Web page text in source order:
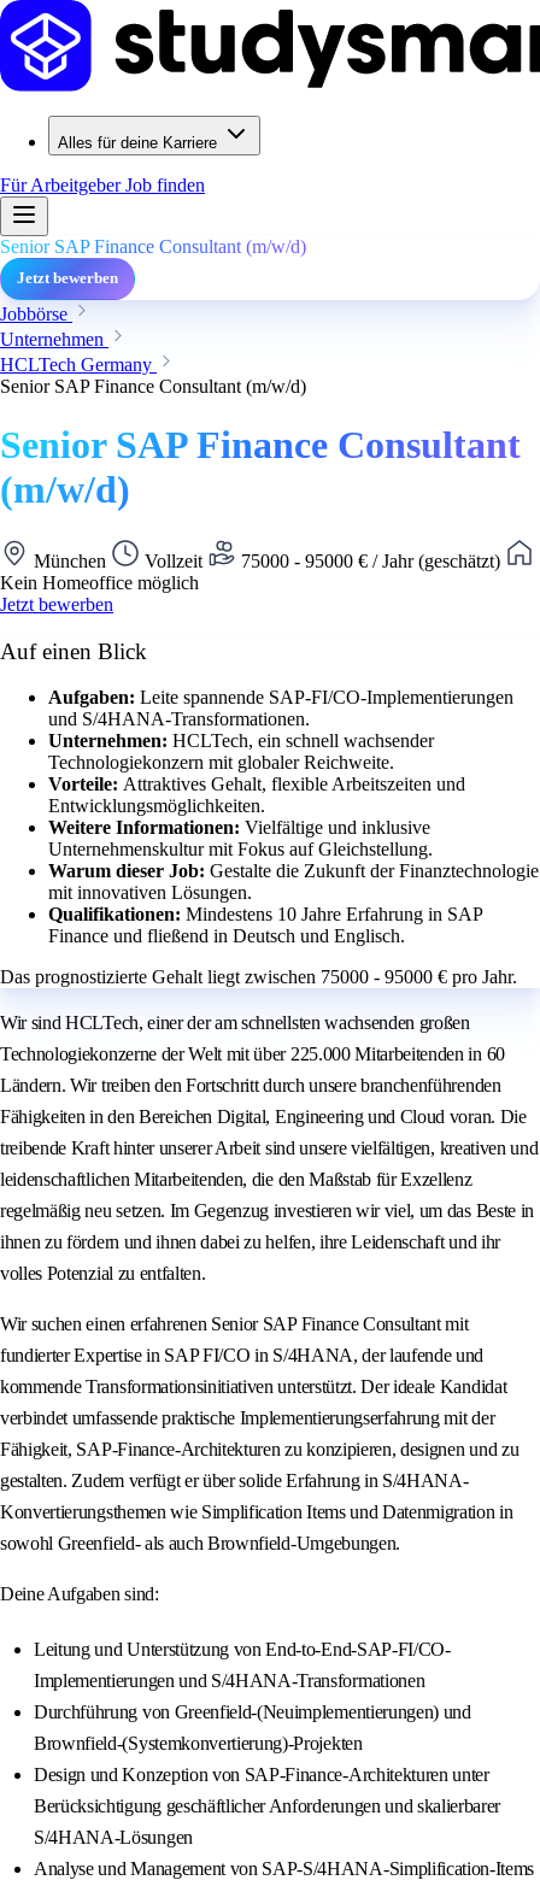
Alles für deine Karriere
Für ArbeitgeberJob finden
Senior SAP Finance Consultant (m/w/d)
Jetzt bewerben
Jobbörse
Unternehmen
HCLTech Germany
Senior SAP Finance Consultant (m/w/d)
Senior SAP Finance Consultant
(m/w/d)
München Vollzeit
75000 - 95000 € / Jahr (geschätzt)
Kein Homeoffice möglich
Jetzt bewerben
Auf einen Blick
Aufgaben: Leite spannende SAP-FI/CO-Implementierungen
und S/4HANA-Transformationen.
Unternehmen: HCLTech, ein schnell wachsender
Technologiekonzern mit globaler Reichweite.
Vorteile: Attraktives Gehalt, flexible Arbeitszeiten und
Entwicklungsmöglichkeiten.
Weitere Informationen: Vielfältige und inklusive
Unternehmenskultur mit Fokus auf Gleichstellung.
Warum dieser Job: Gestalte die Zukunft der Finanztechnologie
mit innovativen Lösungen.
Qualifikationen: Mindestens 10 Jahre Erfahrung in SAP
Finance und fließend in Deutsch und Englisch.
Das prognostizierte Gehalt liegt zwischen 75000 - 95000 € pro Jahr.
Wir sind HCLTech, einer der am schnellsten wachsenden großen
Technologiekonzerne der Welt mit über 225.000 Mitarbeitenden in 60
Ländern. Wir treiben den Fortschritt durch unsere branchenführenden
Fähigkeiten in den Bereichen Digital, Engineering und Cloud voran. Die
treibende Kraft hinter unserer Arbeit sind unsere vielfältigen, kreativen und
leidenschaftlichen Mitarbeitenden, die den Maßstab für Exzellenz
regelmäßig neu setzen. Im Gegenzug investieren wir viel, um das Beste in
ihnen zu fördern und ihnen dabei zu helfen, ihre Leidenschaft und ihr
volles Potenzial zu entfalten.
Wir suchen einen erfahrenen Senior SAP Finance Consultant mit
fundierter Expertise in SAP FI/CO in S/4HANA, der laufende und
kommende Transformationsinitiativen unterstützt. Der ideale Kandidat
verbindet umfassende praktische Implementierungserfahrung mit der
Fähigkeit, SAP-Finance-Architekturen zu konzipieren, designen und zu
gestalten. Zudem verfügt er über solide Erfahrung in S/4HANA-
Konvertierungsthemen wie Simplification Items und Datenmigration in
sowohl Greenfield- als auch Brownfield-Umgebungen.
Deine Aufgaben sind:
Leitung und Unterstützung von End-to-End-SAP-FI/CO-
Implementierungen und S/4HANA-Transformationen
Durchführung von Greenfield-(Neuimplementierungen) und
Brownfield-(Systemkonvertierung)-Projekten
Design und Konzeption von SAP-Finance-Architekturen unter
Berücksichtigung geschäftlicher Anforderungen und skalierbarer
S/4HANA-Lösungen
Analyse und Management von SAP-S/4HANA-Simplification-Items